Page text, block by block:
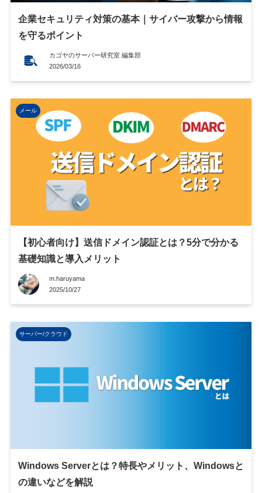
企業セキュリティ対策の基本｜サイバー攻撃から情報
を守るポイント
カゴヤのサーバー研究室 編集部
2026/03/16
メール
【初心者向け】送信ドメイン認証とは？5分で分かる
基礎知識と導入メリット
m.haruyama
2025/10/27
サーバー/クラウド
Windows Serverとは？特長やメリット、Windowsと
の違いなどを解説